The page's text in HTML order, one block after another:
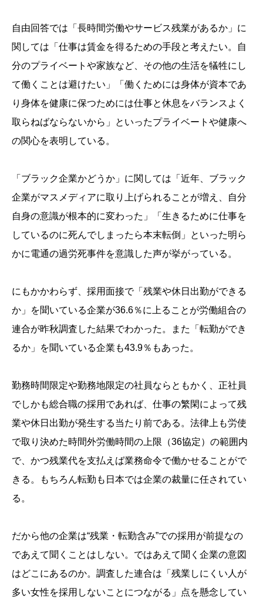
自由回答では「長時間労働やサービス残業があるか」に
関しては「仕事は賃金を得るための手段と考えたい。自
分のプライベートや家族など、その他の生活を犠牲にし
て働くことは避けたい」「働くためには身体が資本であ
り身体を健康に保つためには仕事と休息をバランスよく
取らねばならないから」といったプライベートや健康へ
の関心を表明している。
「ブラック企業かどうか」に関しては「近年、ブラック
企業がマスメディアに取り上げられることが増え、自分
自身の意識が根本的に変わった」「生きるために仕事を
しているのに死んでしまったら本末転倒」といった明ら
かに電通の過労死事件を意識した声が挙がっている。
にもかかわらず、採用面接で「残業や休日出勤ができる
か」を聞いている企業が36.6％に上ることが労働組合の
連合が昨秋調査した結果でわかった。また「転勤ができ
るか」を聞いている企業も43.9％もあった。
勤務時間限定や勤務地限定の社員ならともかく、正社員
でしかも総合職の採用であれば、仕事の繁閑によって残
業や休日出勤が発生する当たり前である。法律上も労使
で取り決めた時間外労働時間の上限（36協定）の範囲内
で、かつ残業代を支払えば業務命令で働かせることがで
きる。もちろん転勤も日本では企業の裁量に任されてい
る。
だから他の企業は“残業・転勤含み”での採用が前提なの
であえて聞くことはしない。ではあえて聞く企業の意図
はどこにあるのか。調査した連合は「残業しにくい人が
多い女性を採用しないことにつながる」点を懸念してい